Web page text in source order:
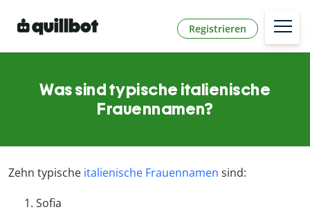
Registrieren
Was sind typische italienische
Frauennamen?
Zehn typische italienische Frauennamen sind:
Sofia